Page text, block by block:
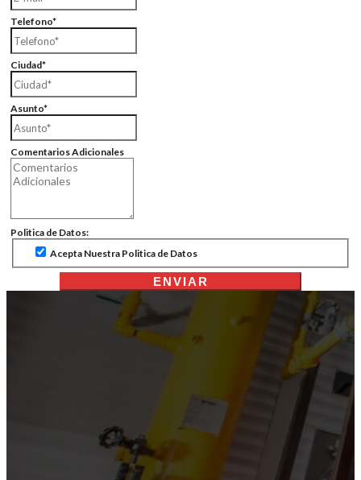
Telefono*
Ciudad*
Asunto*
Comentarios Adicionales
Politica de Datos:
Acepta Nuestra Politica de Datos
ENVIAR